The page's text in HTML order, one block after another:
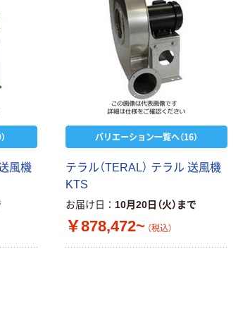
風機
バリエーション一覧へ（16）
テラル（TERAL） テラル 送風機
KTS
お届け日 10月20日（火）まで
￥878,472~ （税込）